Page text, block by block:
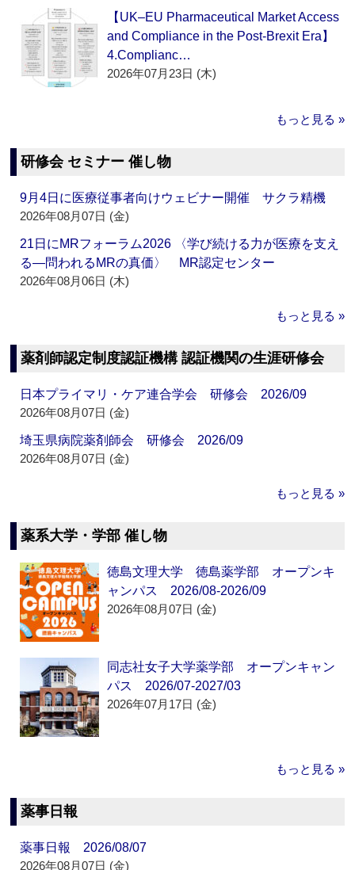
【UK–EU Pharmaceutical Market Access
and Compliance in the Post-Brexit Era】
4.Complianc…
2026年07月23日 (木)
もっと見る »
研修会 セミナー 催し物
9月4日に医療従事者向けウェビナー開催 サクラ精機
2026年08月07日 (金)
21日にMRフォーラム2026 〈学び続ける力が医療を支え
る―問われるMRの真価〉 MR認定センター
2026年08月06日 (木)
もっと見る »
薬剤師認定制度認証機構 認証機関の生涯研修会
日本プライマリ・ケア連合学会 研修会 2026/09
2026年08月07日 (金)
埼玉県病院薬剤師会 研修会 2026/09
2026年08月07日 (金)
もっと見る »
薬系大学・学部 催し物
徳島文理大学 徳島薬学部 オープンキ
ャンパス 2026/08-2026/09
2026年08月07日 (金)
同志社女子大学薬学部 オープンキャン
パス 2026/07-2027/03
2026年07月17日 (金)
もっと見る »
薬事日報
薬事日報 2026/08/07
2026年08月07日 (金)